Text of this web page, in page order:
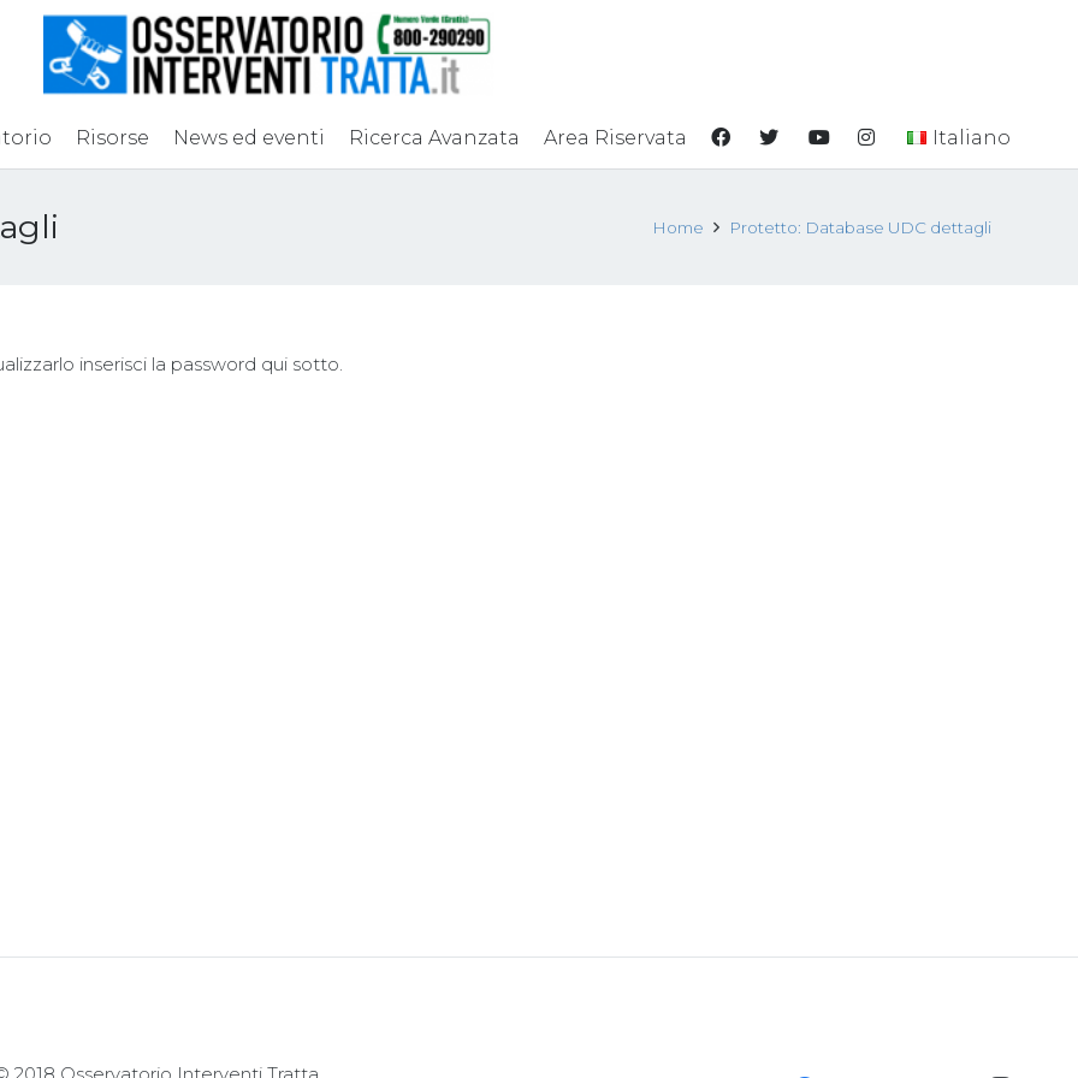
Risorse News ed eventi Ricerca Avanzata Area Riservata Italiano
Home Protetto: Database UDC dettagli
inserisci la password qui sotto.